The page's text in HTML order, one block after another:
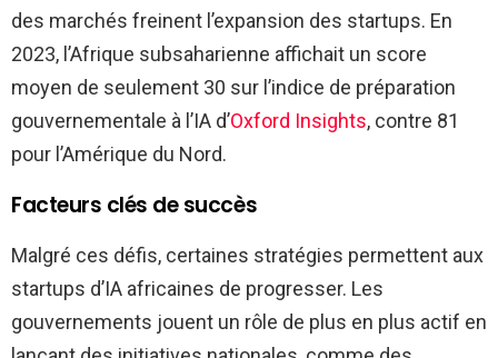
des marchés freinent l’expansion des startups. En
2023, l’Afrique subsaharienne affichait un score
moyen de seulement 30 sur l’indice de préparation
gouvernementale à l’IA d’Oxford Insights, contre 81
pour l’Amérique du Nord.
Facteurs clés de succès
Malgré ces défis, certaines stratégies permettent aux
startups d’IA africaines de progresser. Les
gouvernements jouent un rôle de plus en plus actif en